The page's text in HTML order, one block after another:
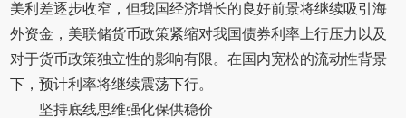
美利差逐步收窄，但我国经济增长的良好前景将继续吸引海
外资金，美联储货币政策紧缩对我国债券利率上行压力以及
对于货币政策独立性的影响有限。在国内宽松的流动性背景
下，预计利率将继续震荡下行。
坚持底线思维强化保供稳价